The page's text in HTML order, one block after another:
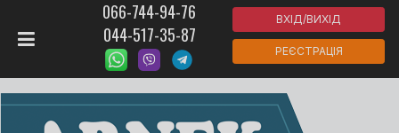
066-744-94-76
044-517-35-87
ВХІД/ВИХІД
РЕЄСТРАЦІЯ